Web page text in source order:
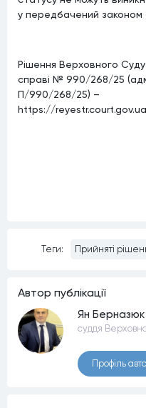
у передбачений законом
Рішення Верховного
справі № 990/268/25
П/990/268/25) –
https://
Теги: Прийняті
Автор публiкацiї
Ян Берназюк
суддя
Профiль